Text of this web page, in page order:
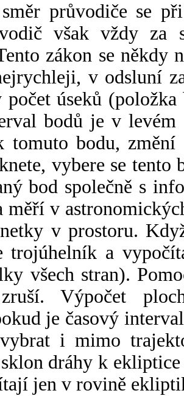
průvodiče se
však vždy za
zákon se někdy
v odsluní
počet úseků
bodů je v
tomuto bodu,
vybere se tento
bod společně s
měří v
v prostoru.
trojúhelník a
všech stran).
Výpočet
je časový
i mimo
dráhy k
jen v rovině